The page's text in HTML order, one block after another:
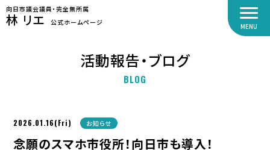
向日市議会議員・完全無所属
林 リエ 公式ホームページ MENU
活動報告・ブログ
BLOG
2026.01.16(Fri) お知らせ
念願のスマホ市役所！向日市も導入！